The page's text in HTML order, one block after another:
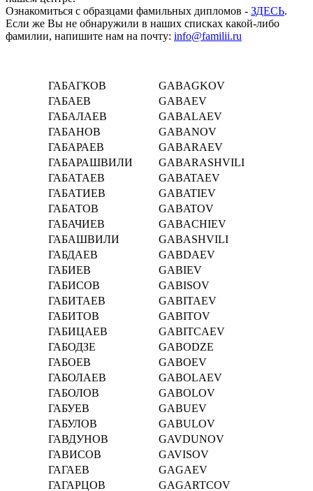
Ознакомиться с образцами фамильных дипломов - ЗДЕСЬ.
Если же Вы не обнаружили в наших списках какой-либо
фамилии, напишите нам на почту: info@familii.ru
ГАБАГКОВ
GABAGKOV
ГАБАЕВ
GABAEV
ГАБАЛАЕВ
GABALAEV
ГАБАНОВ
GABANOV
ГАБАРАЕВ
GABARAEV
ГАБАРАШВИЛИ
GABARASHVILI
ГАБАТАЕВ
GABATAEV
ГАБАТИЕВ
GABATIEV
ГАБАТОВ
GABATOV
ГАБАЧИЕВ
GABACHIEV
ГАБАШВИЛИ
GABASHVILI
ГАБДАЕВ
GABDAEV
ГАБИЕВ
GABIEV
ГАБИСОВ
GABISOV
ГАБИТАЕВ
GABITAEV
ГАБИТОВ
GABITOV
ГАБИЦАЕВ
GABITCAEV
ГАБОДЗЕ
GABODZE
ГАБОЕВ
GABOEV
ГАБОЛАЕВ
GABOLAEV
ГАБОЛОВ
GABOLOV
ГАБУЕВ
GABUEV
ГАБУЛОВ
GABULOV
ГАВДУНОВ
GAVDUNOV
ГАВИСОВ
GAVISOV
ГАГАЕВ
GAGAEV
ГАГАРЦОВ
GAGARTCOV